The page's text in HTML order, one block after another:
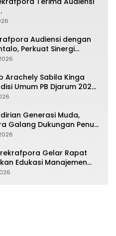
Audiensi dengan
Perkuat Sinergi
Karnaval Karawo
Arachely Sabila Kinga
Umum PB Djarum 2026
Generasi Muda,
Galang Dukungan Penuh
Gelar Rapat
Edukasi Manajemen